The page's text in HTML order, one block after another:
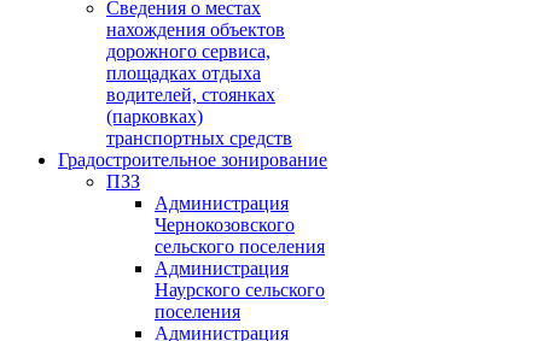
Сведения о местах
нахождения объектов
дорожного сервиса,
площадках отдыха
водителей, стоянках
(парковках)
транспортных средств
Градостроительное зонирование
ПЗЗ
Администрация
Чернокозовского
сельского поселения
Администрация
Наурского сельского
поселения
Администрация